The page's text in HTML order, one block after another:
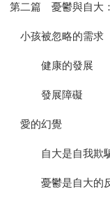
第二篇 憂鬱與自大
小孩被忽略的需求
健康的發展
發展障礙
愛的幻覺
自大是自我欺
憂鬱是自大的